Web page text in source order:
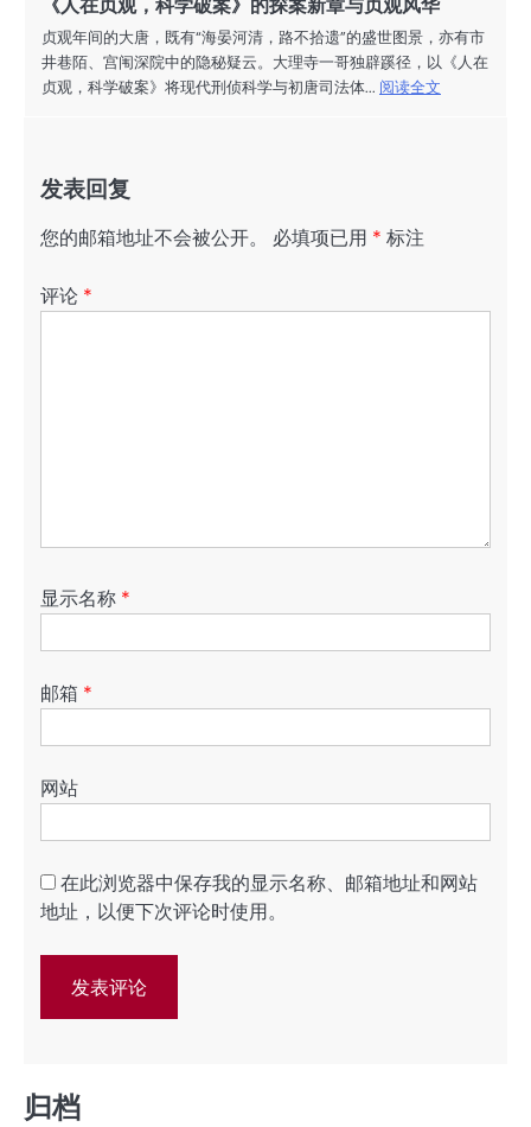
《人在贞观，科学破案》的探案新章与贞观风华
贞观年间的大唐，既有“海晏河清，路不拾遗”的盛世图景，亦有市
井巷陌、宫闱深院中的隐秘疑云。大理寺一哥独辟蹊径，以《人在
贞观，科学破案》将现代刑侦科学与初唐司法体... 阅读全文
发表回复
您的邮箱地址不会被公开。 必填项已用 * 标注
评论 *
显示名称 *
邮箱 *
网站
在此浏览器中保存我的显示名称、邮箱地址和网站
地址，以便下次评论时使用。
归档